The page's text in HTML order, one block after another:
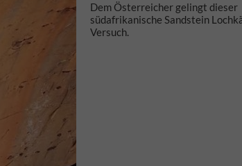
Dem Österreicher gelingt dieser
südafrikanische Sandstein
Versuch.